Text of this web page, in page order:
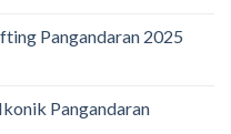
Pangandaran 2025
Pangandaran